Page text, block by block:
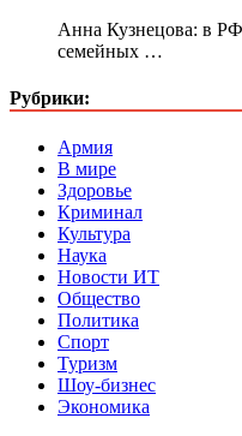
Анна Кузнецова: в
семейных …
Рубрики:
Армия
В мире
Здоровье
Криминал
Культура
Наука
Новости ИТ
Общество
Политика
Спорт
Туризм
Шоу-бизнес
Экономика